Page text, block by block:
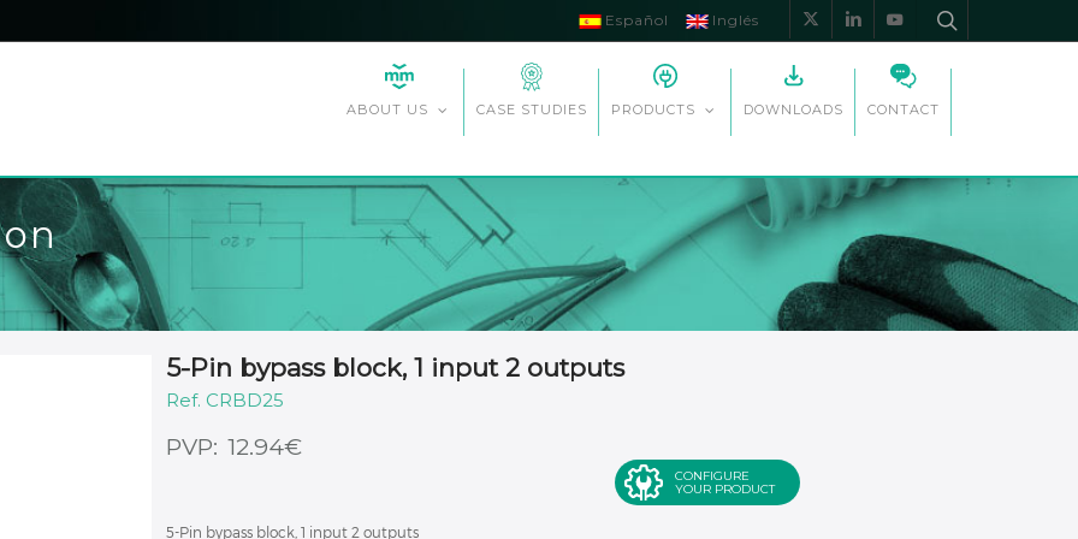
x-
linkedinyoutube
Español Inglés
ABOUT US CASE STUDIES PRODUCTS DOWNLOADS CONTACT
5-Pin bypass block, 1 input 2 outputs
12.94€
CRBD25
CONFIGURE
YOUR PRODUCT
5-Pin bypass block, 1 input 2 outputs